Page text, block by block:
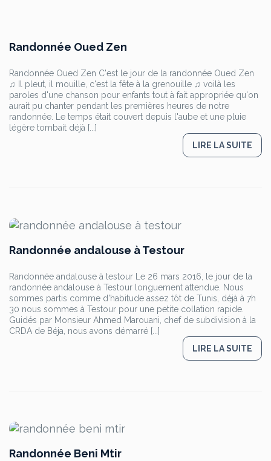
Randonnée Oued Zen
Randonnée Oued Zen C'est le jour de la randonnée Oued Zen
♫ Il pleut, il mouille, c'est la fête à la grenouille ♫ voilà les
paroles d'une chanson pour enfants tout à fait appropriée qu'on
aurait pu chanter pendant les premières heures de notre
randonnée. Le temps était couvert depuis l'aube et une pluie
légère tombait déjà [...]
LIRE LA SUITE
Randonnée andalouse à Testour
Randonnée andalouse à testour Le 26 mars 2016, le jour de la
randonnée andalouse à Testour longuement attendue. Nous
sommes partis comme d'habitude assez tôt de Tunis, déjà à 7h
30 nous sommes à Testour pour une petite collation rapide.
Guidés par Monsieur Ahmed Marouani, chef de subdivision à la
CRDA de Béja, nous avons démarré [...]
LIRE LA SUITE
Randonnée Beni Mtir